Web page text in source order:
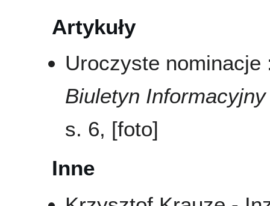
Artykuły
Uroczyste
Biuletyn
s. 6, [foto]
Inne